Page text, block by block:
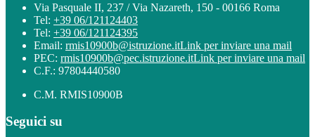
Via Pasquale II, 237 / Via Nazareth, 150 - 00166 Roma
Tel: +39 06/121124403
Tel: +39 06/121124395
Email: rmis10900b@istruzione.itLink per inviare una mail
PEC: rmis10900b@pec.istruzione.itLink per inviare una mail
C.F.: 97804440580
C.M. RMIS10900B
Seguici su